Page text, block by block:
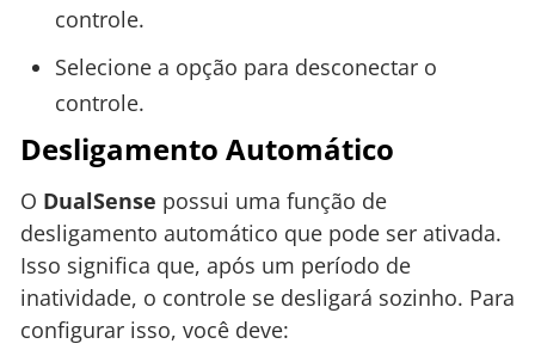
controle.
Selecione a opção para desconectar o
controle.
Desligamento Automático
O DualSense possui uma função de
desligamento automático que pode ser ativada.
Isso significa que, após um período de
inatividade, o controle se desligará sozinho. Para
configurar isso, você deve: